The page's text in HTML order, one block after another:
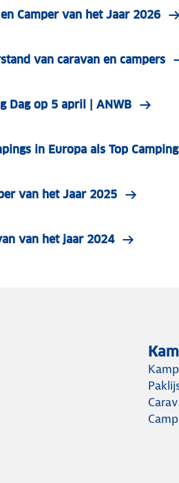
Camper van het Jaar 2026
van caravan en campers
Dag op 5 april | ANWB
in Europa als Top
van het Jaar 2025
van het jaar 2024